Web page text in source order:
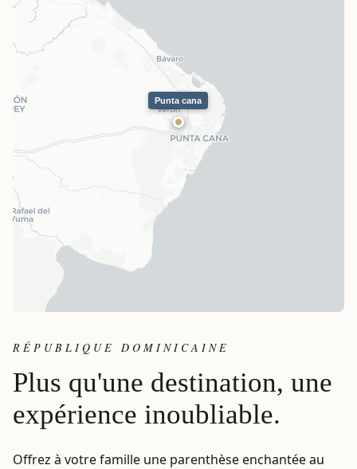
RÉPUBLIQUE DOMINICAINE
Plus qu'une destination, une
expérience inoubliable.
Offrez à votre famille une parenthèse enchantée au
Punta cana